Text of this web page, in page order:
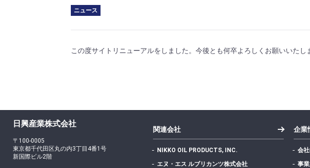
ニュース
この度サイトリニューアルをしました。今後とも何卒よろしくお願いいたし
日興産業株式会社
〒100-0005
東京都千代田区丸の内3丁目4番1号
新国際ビル2階
関連会社
NIKKO OIL PRODUCTS, INC.
エヌ・エス ルブリカンツ株式会社
企業
会
事